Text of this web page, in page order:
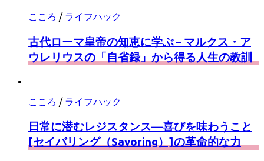
こころ / ライフハック
古代ローマ皇帝の知恵に学ぶ – マルクス・ア
ウレリウスの「自省録」から得る人生の教訓
こころ / ライフハック
日常に潜むレジスタンス—喜びを味わうこと
[セイバリング（Savoring）]の革命的な力